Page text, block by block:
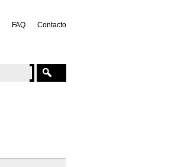
FAQ Contacto